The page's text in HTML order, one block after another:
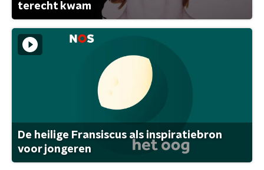
terecht kwam
De heilige Fransiscus als inspiratiebron
voor jongeren